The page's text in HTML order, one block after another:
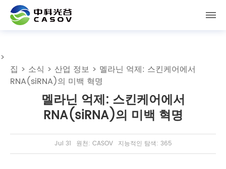
>
집 > 소식 > 산업 정보 > 멜라닌 억제: 스킨케어에서
RNA(siRNA)의 미백 혁명
멜라닌 억제: 스킨케어에서
RNA(siRNA)의 미백 혁명
Jul 31 원천: CASOV 지능적인 탐색: 365